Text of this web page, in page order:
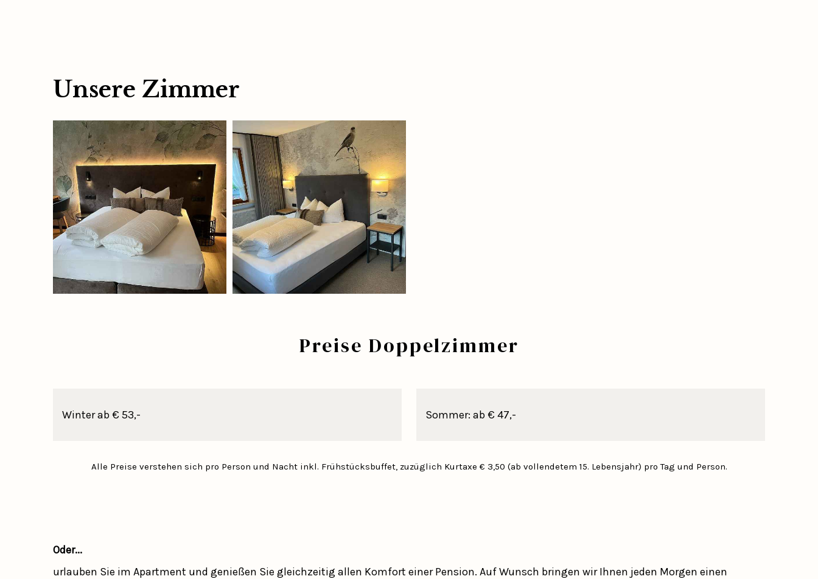
Unsere Zimmer
Preise Doppelzimmer
Winter ab € 53,- Sommer: ab € 47,-
Alle Preise verstehen sich pro Person und Nacht inkl. Frühstücksbuffet, zuzüglich Kurtaxe € 3,50 (ab vollendetem 15. Lebensjahr) pro Tag und Person.
Oder...
urlauben Sie im Apartment und genießen Sie gleichzeitig allen Komfort einer Pension. Auf Wunsch bringen wir Ihnen jeden Morgen einen